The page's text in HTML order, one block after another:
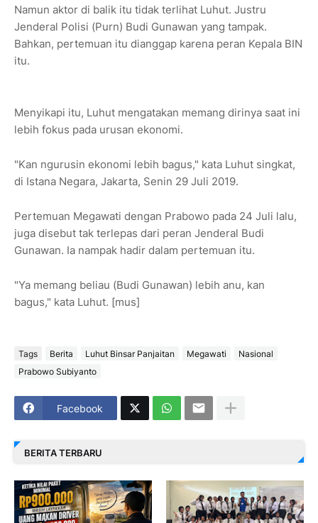
Namun aktor di balik itu tidak terlihat Luhut. Justru
Jenderal Polisi (Purn) Budi Gunawan yang tampak.
Bahkan, pertemuan itu dianggap karena peran Kepala BIN
itu.
Menyikapi itu, Luhut mengatakan memang dirinya saat ini
lebih fokus pada urusan ekonomi.
"Kan ngurusin ekonomi lebih bagus," kata Luhut singkat,
di Istana Negara, Jakarta, Senin 29 Juli 2019.
Pertemuan Megawati dengan Prabowo pada 24 Juli lalu,
juga disebut tak terlepas dari peran Jenderal Budi
Gunawan. Ia nampak hadir dalam pertemuan itu.
"Ya memang beliau (Budi Gunawan) lebih anu, kan
bagus," kata Luhut. [mus]
Tags Berita Luhut Binsar Panjaitan Megawati
Nasional
Prabowo Subiyanto
Facebook
BERITA TERBARU